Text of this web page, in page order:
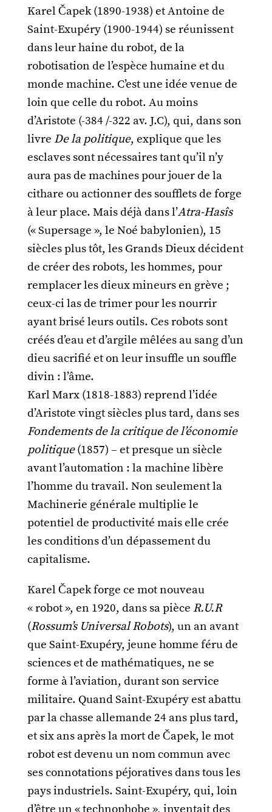
Karel Čapek (1890-1938) et Antoine de
Saint-Exupéry (1900-1944) se réunissent
dans leur haine du robot, de la
robotisation de l’espèce humaine et du
monde machine. C’est une idée venue de
loin que celle du robot. Au moins
d’Aristote (-384 /-322 av. J.C), qui, dans son
livre De la politique, explique que les
esclaves sont nécessaires tant qu’il n’y
aura pas de machines pour jouer de la
cithare ou actionner des soufflets de forge
à leur place. Mais déjà dans l’Atra-Hasîs
(« Supersage », le Noé babylonien), 15
siècles plus tôt, les Grands Dieux décident
de créer des robots, les hommes, pour
remplacer les dieux mineurs en grève ;
ceux-ci las de trimer pour les nourrir
ayant brisé leurs outils. Ces robots sont
créés d’eau et d’argile mêlées au sang d’un
dieu sacrifié et on leur insuffle un souffle
divin : l’âme.
Karl Marx (1818-1883) reprend l’idée
d’Aristote vingt siècles plus tard, dans ses
Fondements de la critique de l’économie
politique(1857) – et presque un siècle
avant l’automation : la machine libère
l’homme du travail. Non seulement la
Machinerie générale multiplie le
potentiel de productivité mais elle crée
les conditions d’un dépassement du
capitalisme.
Karel Čapek forge ce mot nouveau
« robot », en 1920, dans sa pièce R.U.R
(Rossum’s Universal Robots), un an avant
que Saint-Exupéry, jeune homme féru de
sciences et de mathématiques, ne se
forme à l’aviation, durant son service
militaire. Quand Saint-Exupéry est abattu
par la chasse allemande 24 ans plus tard,
et six ans après la mort de Čapek, le mot
robot est devenu un nom commun avec
ses connotations péjoratives dans tous les
pays industriels. Saint-Exupéry, qui, loin
d’être un « technophobe », inventait des